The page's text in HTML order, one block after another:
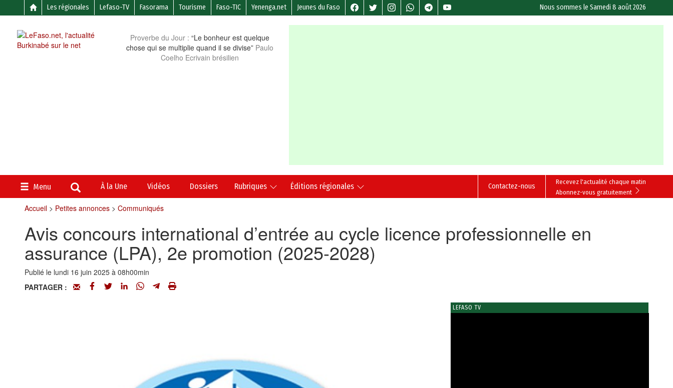
Les régionales Lefaso-TV Fasorama Tourisme Faso-TIC Yenenga.net Jeunes du Faso Nous sommes leSamedi 8 août 2026
Proverbe du Jour : “Le bonheur est quelque
chose qui se multiplie quand il se divise” Paulo
Coelho Ecrivain brésilien
Menu À la Une Vidéos Dossiers Rubriques Éditions régionales
Recevez l'actualité chaque matin
Abonnez-vous gratuitement
Contactez-nous
Accueil> Petites annonces> Communiqués
Avis concours international d’entrée au cycle licence professionnelle en
assurance (LPA), 2e promotion (2025-2028)
Publié le lundi 16 juin 2025 à 08h00min
PARTAGER :
LEFASO TV